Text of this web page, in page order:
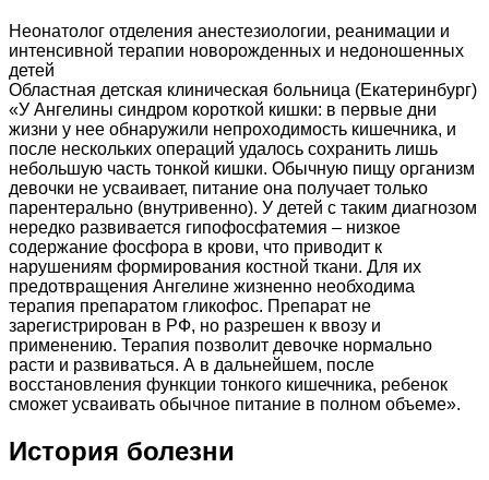
Неонатолог отделения анестезиологии, реанимации и
интенсивной терапии новорожденных и недоношенных
детей
Областная детская клиническая больница (Екатеринбург)
«У Ангелины синдром короткой кишки: в первые дни
жизни у нее обнаружили непроходимость кишечника, и
после нескольких операций удалось сохранить лишь
небольшую часть тонкой кишки. Обычную пищу организм
девочки не усваивает, питание она получает только
парентерально (внутривенно). У детей с таким диагнозом
нередко развивается гипофосфатемия – низкое
содержание фосфора в крови, что приводит к
нарушениям формирования костной ткани. Для их
предотвращения Ангелине жизненно необходима
терапия препаратом гликофос. Препарат не
зарегистрирован в РФ, но разрешен к ввозу и
применению. Терапия позволит девочке нормально
расти и развиваться. А в дальнейшем, после
восстановления функции тонкого кишечника, ребенок
сможет усваивать обычное питание в полном объеме».
История болезни